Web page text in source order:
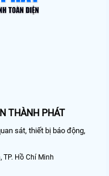
THÀNH PHÁT
sát, thiết bị báo động,
TP. Hồ Chí Minh